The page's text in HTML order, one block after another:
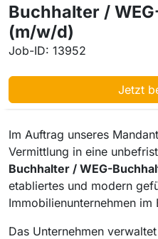
Buchhalter /
(m/w/d)
Job-ID: 13952
Jetzt
Im Auftrag unseres
Vermittlung in eine
Buchhalter / WEG-
etabliertes und modern
Immobilienunternehmen im
Das Unternehmen